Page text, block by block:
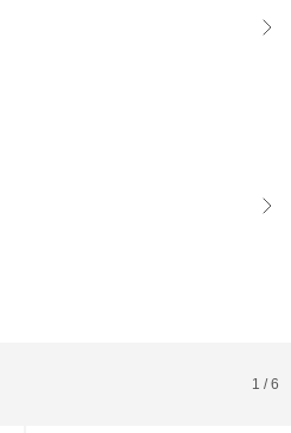
1 /6